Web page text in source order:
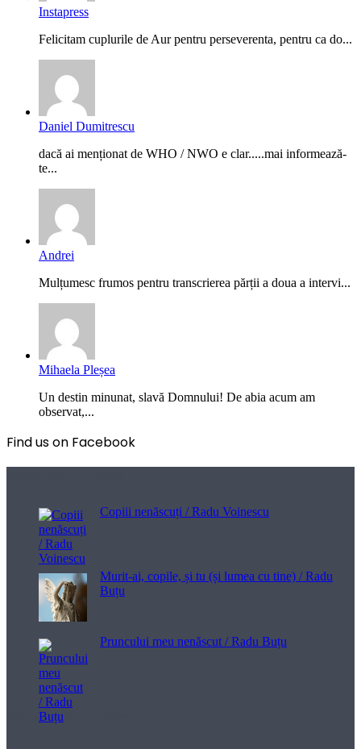
Instapress
Felicitam cuplurile de Aur pentru perseverenta, pentru ca do...
Daniel Dumitrescu
dacă ai menționat de WHO / NWO e clar.....mai informează-
te...
Andrei
Mulțumesc frumos pentru transcrierea părții a doua a intervi...
Mihaela Pleșea
Un destin minunat, slavă Domnului! De abia acum am
observat,...
Find us on Facebook
Copiii nenăscuți / Radu Voinescu
Murit-ai, copile, și tu (și lumea cu tine) / Radu
Buțu
Pruncului meu nenăscut / Radu Buțu
Melodii pentru viață